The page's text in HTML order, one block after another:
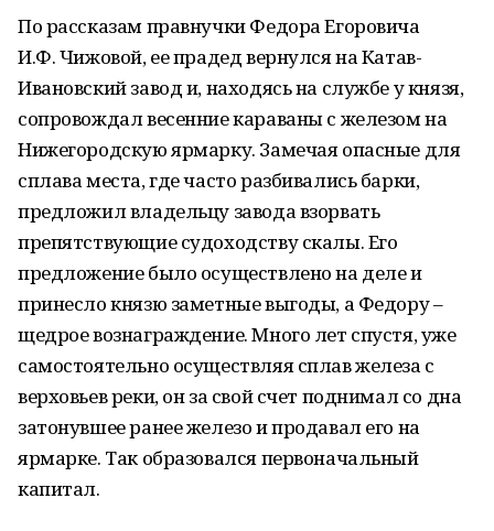
По рассказам правнучки Федора Егоровича
И.Ф. Чижовой, ее прадед вернулся на Катав-
Ивановский завод и, находясь на службе у князя,
сопровождал весенние караваны с железом на
Нижегородскую ярмарку. Замечая опасные для
сплава места, где часто разбивались барки,
предложил владельцу завода взорвать
препятствующие судоходству скалы. Его
предложение было осуществлено на деле и
принесло князю заметные выгоды, а Федору –
щедрое вознаграждение. Много лет спустя, уже
самостоятельно осуществляя сплав железа с
верховьев реки, он за свой счет поднимал со дна
затонувшее ранее железо и продавал его на
ярмарке. Так образовался первоначальный
капитал.